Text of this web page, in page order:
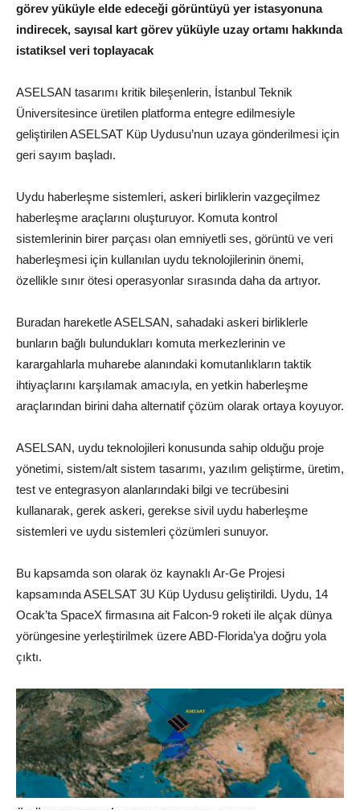
görev yüküyle elde edeceği görüntüyü yer istasyonuna
indirecek, sayısal kart görev yüküyle uzay ortamı hakkında
istatiksel veri toplayacak
ASELSAN tasarımı kritik bileşenlerin, İstanbul Teknik
Üniversitesince üretilen platforma entegre edilmesiyle
geliştirilen ASELSAT Küp Uydusu’nun uzaya gönderilmesi için
geri sayım başladı.
Uydu haberleşme sistemleri, askeri birliklerin vazgeçilmez
haberleşme araçlarını oluşturuyor. Komuta kontrol
sistemlerinin birer parçası olan emniyetli ses, görüntü ve veri
haberleşmesi için kullanılan uydu teknolojilerinin önemi,
özellikle sınır ötesi operasyonlar sırasında daha da artıyor.
Buradan hareketle ASELSAN, sahadaki askeri birliklerle
bunların bağlı bulundukları komuta merkezlerinin ve
karargahlarla muharebe alanındaki komutanlıkların taktik
ihtiyaçlarını karşılamak amacıyla, en yetkin haberleşme
araçlarından birini daha alternatif çözüm olarak ortaya koyuyor.
ASELSAN, uydu teknolojileri konusunda sahip olduğu proje
yönetimi, sistem/alt sistem tasarımı, yazılım geliştirme, üretim,
test ve entegrasyon alanlarındaki bilgi ve tecrübesini
kullanarak, gerek askeri, gerekse sivil uydu haberleşme
sistemleri ve uydu sistemleri çözümleri sunuyor.
Bu kapsamda son olarak öz kaynaklı Ar-Ge Projesi
kapsamında ASELSAT 3U Küp Uydusu geliştirildi. Uydu, 14
Ocak’ta SpaceX firmasına ait Falcon-9 roketi ile alçak dünya
yörüngesine yerleştirilmek üzere ABD-Florida’ya doğru yola
çıktı.